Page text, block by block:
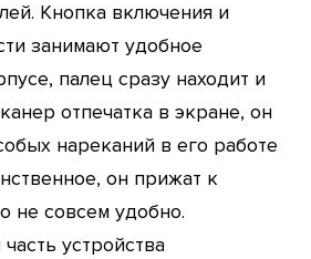
Кнопка включения и
занимают удобное
палец сразу находит и
отпечатка в экране, он
нареканий в его работе
он прижат к
не совсем удобно.
устройства